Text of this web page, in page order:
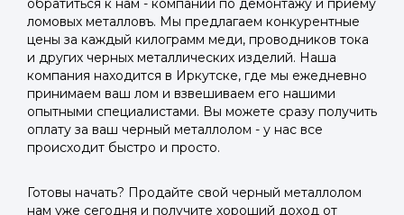
обратиться к нам - компании по демонтажу и приему
ломовых металловъ. Мы предлагаем конкурентные
цены за каждый килограмм меди, проводников тока
и других черных металлических изделий. Наша
компания находится в Иркутске, где мы ежедневно
принимаем ваш лом и взвешиваем его нашими
опытными специалистами. Вы можете сразу получить
оплату за ваш черный металлолом - у нас все
происходит быстро и просто.
Готовы начать? Продайте свой черный металлолом
нам уже сегодня и получите хороший доход от